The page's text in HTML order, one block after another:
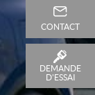
CONTACT
DEMANDE
D'ESSAI